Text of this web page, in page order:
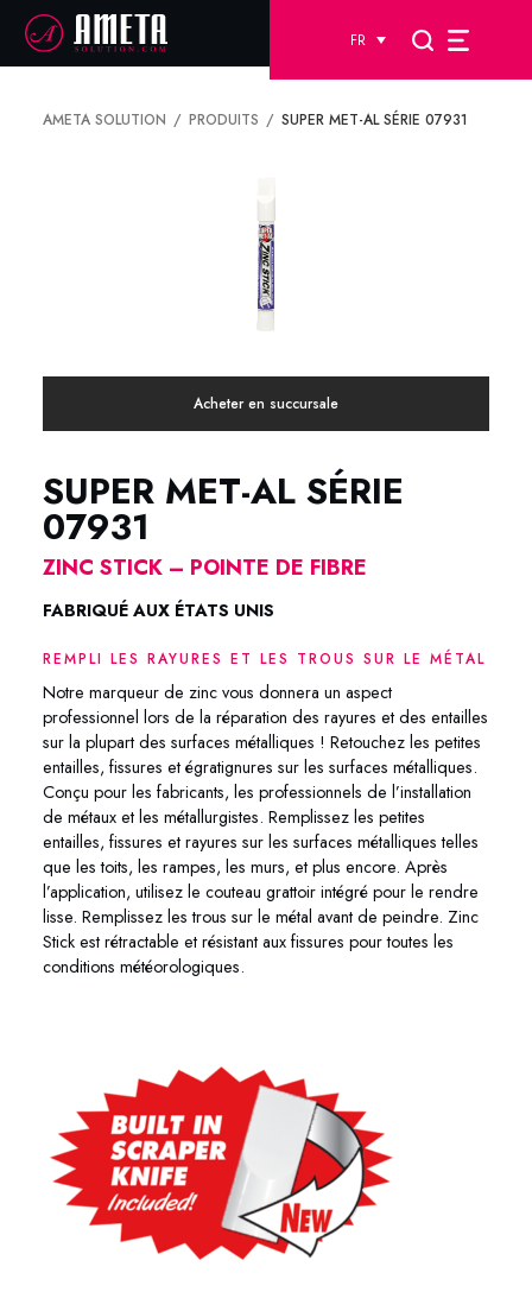
FR
AMETA SOLUTION PRODUITS SUPER MET-AL SÉRIE 07931
Acheter en succursale
SUPER MET-AL SÉRIE
07931
ZINC STICK – POINTE DE FIBRE
FABRIQUÉ AUX ÉTATS UNIS
REMPLI LES RAYURES ET LES TROUS SUR LE MÉTAL
Notre marqueur de zinc vous donnera un aspect
professionnel lors de la réparation des rayures et des entailles
sur la plupart des surfaces métalliques ! Retouchez les petites
entailles, fissures et égratignures sur les surfaces métalliques.
Conçu pour les fabricants, les professionnels de l’installation
de métaux et les métallurgistes. Remplissez les petites
entailles, fissures et rayures sur les surfaces métalliques telles
que les toits, les rampes, les murs, et plus encore. Après
l’application, utilisez le couteau grattoir intégré pour le rendre
lisse. Remplissez les trous sur le métal avant de peindre. Zinc
Stick est rétractable et résistant aux fissures pour toutes les
conditions météorologiques.